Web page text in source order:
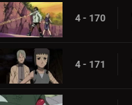
4 - 170
4 - 171